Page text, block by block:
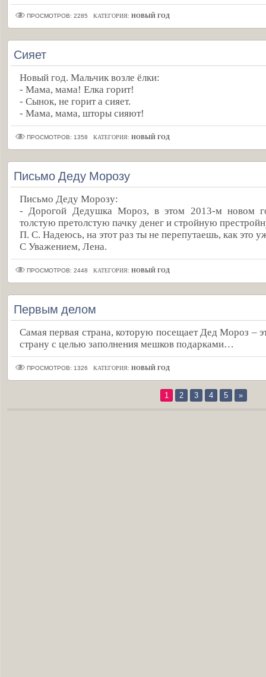
ПРОСМОТРОВ: 2285 КАТЕГОРИЯ: НОВЫЙ ГОД
Сияет
Новый год. Мальчик возле ёлки:
- Мама, мама! Елка горит!
- Сынок, не горит а сияет.
- Мама, мама, шторы сияют!
ПРОСМОТРОВ: 1358 КАТЕГОРИЯ: НОВЫЙ ГОД
Письмо Деду Морозу
Письмо Деду Морозу:
- Дорогой Дедушка Мороз, в этом 2013-м новом
толстую претолстую пачку денег и стройную
П. С. Надеюсь, на этот раз ты не перепутаешь, как
С Уважением, Лена.
ПРОСМОТРОВ: 2448 КАТЕГОРИЯ: НОВЫЙ ГОД
Первым делом
Самая первая страна, которую посещает Дед Мороз –
страну с целью заполнения мешков подарками…
ПРОСМОТРОВ: 1326 КАТЕГОРИЯ: НОВЫЙ ГОД
1 2 3 4 5 »